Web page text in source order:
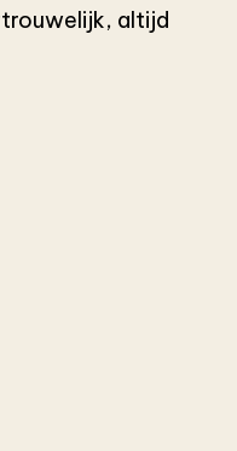
altijd